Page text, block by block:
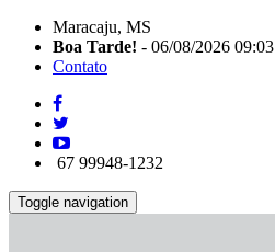
Maracaju, MS
Boa Tarde! - 06/08/2026 09:03
Contato
67 99948-1232
Toggle navigation